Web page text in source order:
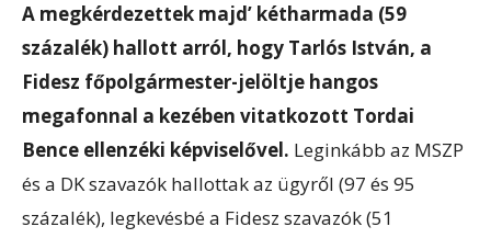
A megkérdezettek majd’ kétharmada (59
százalék) hallott arról, hogy Tarlós István, a
Fidesz főpolgármester-jelöltje hangos
megafonnal a kezében vitatkozott Tordai
Bence ellenzéki képviselővel. Leginkább az MSZP
és a DK szavazók hallottak az ügyről (97 és 95
százalék), legkevésbé a Fidesz szavazók (51